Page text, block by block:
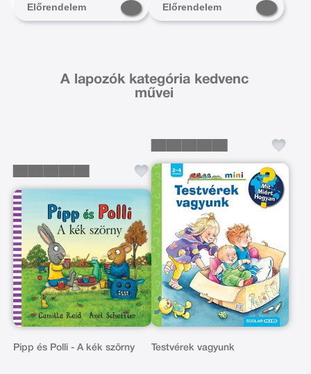
Előrendelem Előrendelem
A lapozók kategória kedvenc
művei
Pipp és Polli - A kék szörny Testvérek vagyunk